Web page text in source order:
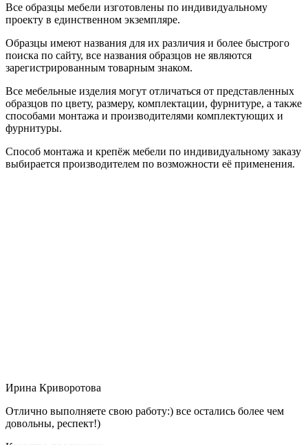
Все образцы мебели изготовлены по индивидуальному
проекту в единственном экземпляре.
Образцы имеют названия для их различия и более быстрого
поиска по сайту, все названия образцов не являются
зарегистрированным товарным знаком.
Все мебельные изделия могут отличаться от представленных
образцов по цвету, размеру, комплектации, фурнитуре, а также
способами монтажа и производителями комплектующих и
фурнитуры.
Способ монтажа и крепёж мебели по индивидуальному заказу
выбирается производителем по возможности её применения.
Ирина Криворотова
Отлично выполняете свою работу:) все остались более чем
довольны, респект!)